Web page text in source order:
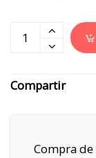
Compartir
Compra de